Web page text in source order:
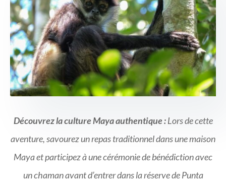
Découvrez la culture Maya authentique :Lors de cette
aventure, savourez un repas traditionnel dans une maison
Maya et participez à une cérémonie de bénédiction avec
un chaman avant d’entrer dans la réserve de Punta